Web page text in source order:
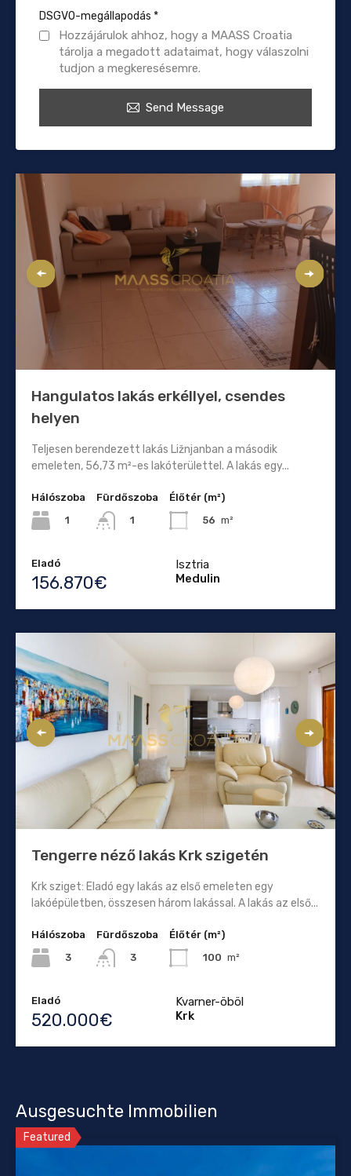
DSGVO-megállapodás *
Hozzájárulok ahhoz, hogy a MAASS Croatia
tárolja a megadott adataimat, hogy válaszolni
tudjon a megkeresésemre.
Send Message
Hangulatos lakás erkéllyel, csendes
helyen
Teljesen berendezett lakás Ližnjanban a második
emeleten, 56,73 m²-es lakóterülettel. A lakás egy...
Hálószoba
1
Fürdőszoba
1
Élőtér (m²)
56 m²
Eladó
156.870€
Isztria
Medulin
Tengerre néző lakás Krk szigetén
Krk sziget: Eladó egy lakás az első emeleten egy
lakóépületben, összesen három lakással. A lakás az első...
Hálószoba
3
Fürdőszoba
3
Élőtér (m²)
100 m²
Eladó
520.000€
Kvarner-öböl
Krk
Ausgesuchte Immobilien
Featured